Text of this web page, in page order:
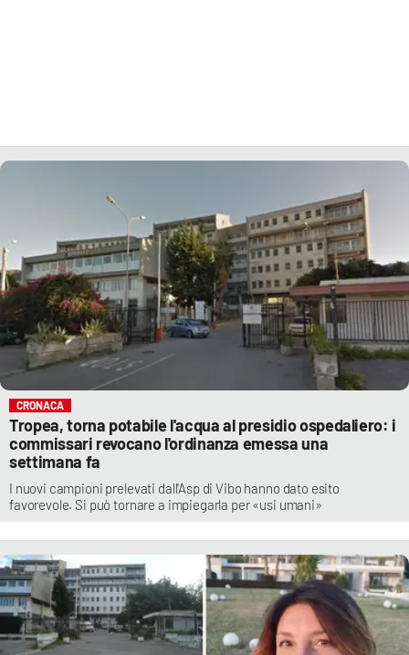
ANDROID
CRONACA
Tropea, torna potabile l'acqua al presidio ospedaliero: i
commissari revocano l'ordinanza emessa una
settimana fa
I nuovi campioni prelevati dall'Asp di Vibo hanno dato esito
favorevole. Si può tornare a impiegarla per «usi umani»